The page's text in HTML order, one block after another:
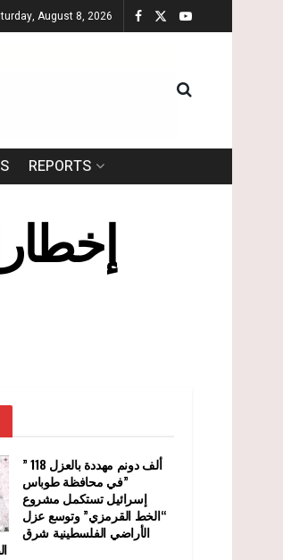
August 8, 2026
REPORTS
” 118 ألف دونم مهددة بالعزل
في محافظة طوباس”
إسرائيل تستكمل مشروع
“الخط القرمزي” وتوسع عزل
الأراضي الفلسطينية شرق